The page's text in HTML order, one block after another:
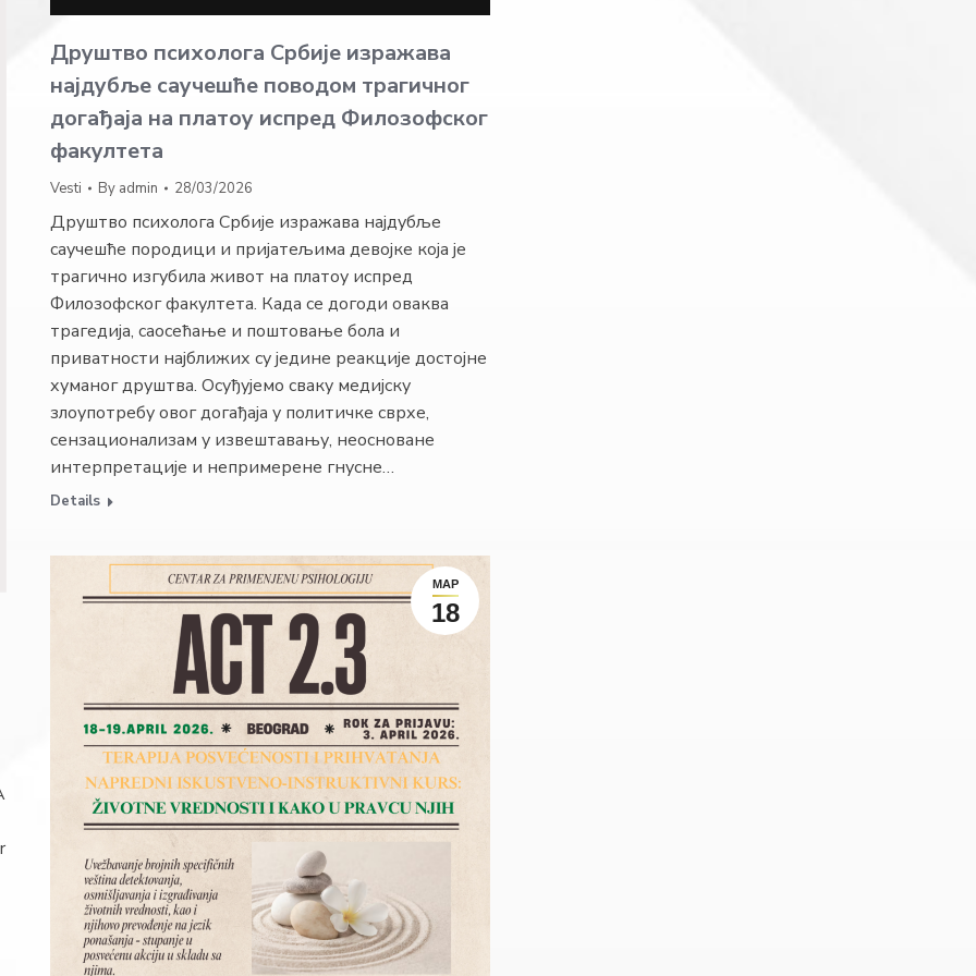
Друштво психолога Србије изражава
најдубље саучешће поводом трагичног
догађаја на платоу испред Филозофског
факултета
Vesti By admin 28/03/2026
Друштво психолога Србије изражава најдубље
саучешће породици и пријатељима девојке која је
трагично изгубила живот на платоу испред
Филозофског факултета. Када се догоди оваква
трагедија, саосећање и поштовање бола и
приватности најближих су једине реакције достојне
хуманог друштва. Осуђујемо сваку медијску
злоупотребу овог догађаја у политичке сврхе,
сензационализам у извештавању, неосноване
интерпретације и непримерене гнусне…
Details
МАР
18